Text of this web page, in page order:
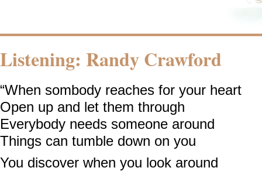
Listening: Randy Crawford
“When sombody reaches for your heart
Open up and let them through
Everybody needs someone around
Things can tumble down on you
You discover when you look around